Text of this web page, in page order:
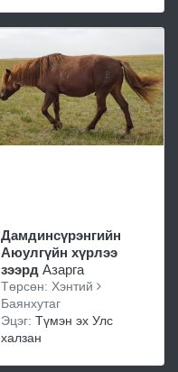
Дамдинсүрэнгийн
Аюулгүйн хүрлээ
зээрд Азарга
Төрсөн: Хэнтий
Баянхутаг
Эцэг: Түмэн эх Улс
халзан